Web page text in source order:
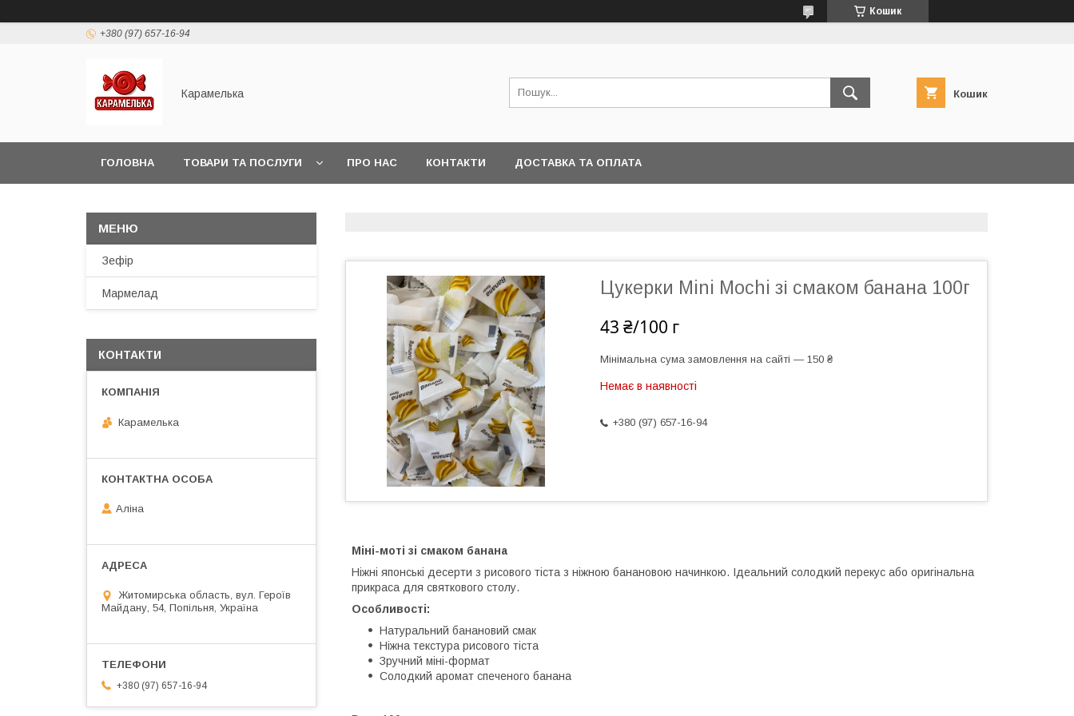
Кошик
+380 (97) 657-16-94
Карамелька Кошик
ГОЛОВНА ТОВАРИ ТА ПОСЛУГИ ПРО НАС КОНТАКТИ ДОСТАВКА ТА ОПЛАТА
Цукерки Mini Mochi зі смаком банана 100г
43 ₴/100 г
Мінімальна сума замовлення на сайті — 150 ₴
Немає в наявності
+380 (97) 657-16-94
Міні-моті зі смаком банана
Ніжні японські десерти з рисового тіста з ніжною банановою начинкою. Ідеальний солодкий перекус або оригінальна
прикраса для святкового столу.
Особливості:
Натуральний банановий смак
Ніжна текстура рисового тіста
Зручний міні-формат
Солодкий аромат спеченого банана
Зефір
Мармелад
КОНТАКТИ
Карамелька
Аліна
Житомирська область, вул. Героїв
Майдану, 54, Попільня, Україна
+380 (97) 657-16-94